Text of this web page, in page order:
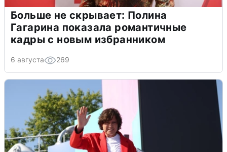
Больше не скрывает: Полина
Гагарина показала романтичные
кадры с новым избранником
6 августа 269